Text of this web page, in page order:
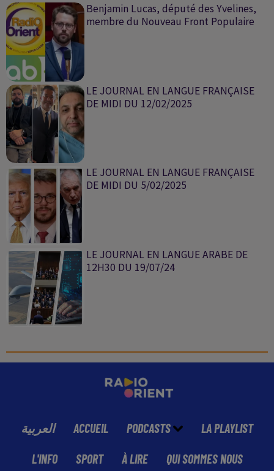
Benjamin Lucas, député des Yvelines,
membre du Nouveau Front Populaire
LE JOURNAL EN LANGUE FRANÇAISE
DE MIDI DU 12/02/2025
LE JOURNAL EN LANGUE FRANÇAISE
DE MIDI DU 5/02/2025
LE JOURNAL EN LANGUE ARABE DE
12H30 DU 19/07/24
العربية ACCUEIL PODCASTS LA PLAYLIST
L'INFO SPORT À LIRE QUI SOMMES NOUS